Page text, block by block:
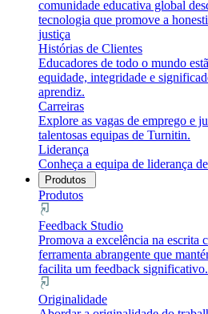
comunidade educativa global
tecnologia que promove a
justiça
Histórias de Clientes
Educadores de todo o mundo
equidade, integridade e
aprendiz.
Carreiras
Explore as vagas de emprego e
talentosas equipas de Turnitin.
Liderança
Conheça a equipa de liderança
Produtos
Produtos
Feedback Studio
Promova a excelência na escrita
ferramenta abrangente que
facilita um feedback significativo.
Originalidade